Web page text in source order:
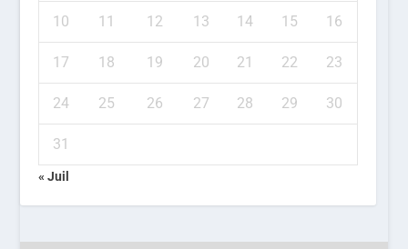
10 11 12 13 14 15 16
17 18 19 20 21 22 23
24 25 26 27 28 29 30
31
« Juil